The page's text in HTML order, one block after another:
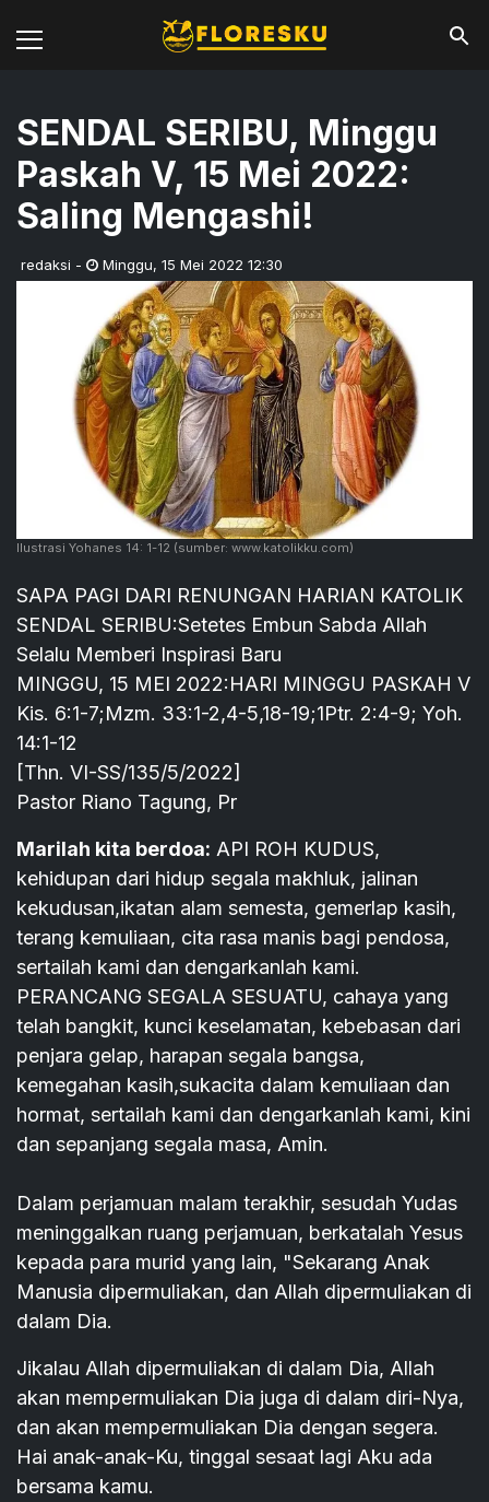
SENDAL SERIBU, Minggu
Paskah V, 15 Mei 2022:
Saling Mengashi!
redaksi - Minggu, 15 Mei 2022 12:30
Ilustrasi Yohanes 14: 1-12 (sumber: www.katolikku.com)
SAPA PAGI DARI RENUNGAN HARIAN KATOLIK
SENDAL SERIBU:Setetes Embun Sabda Allah
Selalu Memberi Inspirasi Baru
MINGGU, 15 MEI 2022:HARI MINGGU PASKAH V
Kis. 6:1-7;Mzm. 33:1-2,4-5,18-19;1Ptr. 2:4-9; Yoh.
14:1-12
[Thn. VI-SS/135/5/2022]
Pastor Riano Tagung, Pr
Marilah kita berdoa: API ROH KUDUS,
kehidupan dari hidup segala makhluk, jalinan
kekudusan,ikatan alam semesta, gemerlap kasih,
terang kemuliaan, cita rasa manis bagi pendosa,
sertailah kami dan dengarkanlah kami.
PERANCANG SEGALA SESUATU, cahaya yang
telah bangkit, kunci keselamatan, kebebasan dari
penjara gelap, harapan segala bangsa,
kemegahan kasih,sukacita dalam kemuliaan dan
hormat, sertailah kami dan dengarkanlah kami, kini
dan sepanjang segala masa, Amin.
Dalam perjamuan malam terakhir, sesudah Yudas
meninggalkan ruang perjamuan, berkatalah Yesus
kepada para murid yang lain, "Sekarang Anak
Manusia dipermuliakan, dan Allah dipermuliakan di
dalam Dia.
Jikalau Allah dipermuliakan di dalam Dia, Allah
akan mempermuliakan Dia juga di dalam diri-Nya,
dan akan mempermuliakan Dia dengan segera.
Hai anak-anak-Ku, tinggal sesaat lagi Aku ada
bersama kamu.